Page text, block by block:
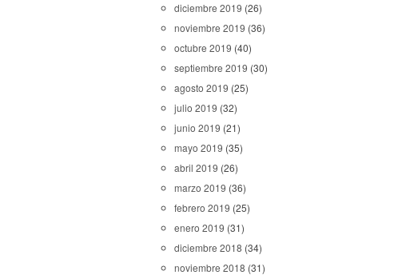
diciembre 2019 (26)
noviembre 2019 (36)
octubre 2019 (40)
septiembre 2019 (30)
agosto 2019 (25)
julio 2019 (32)
junio 2019 (21)
mayo 2019 (35)
abril 2019 (26)
marzo 2019 (36)
febrero 2019 (25)
enero 2019 (31)
diciembre 2018 (34)
noviembre 2018 (31)